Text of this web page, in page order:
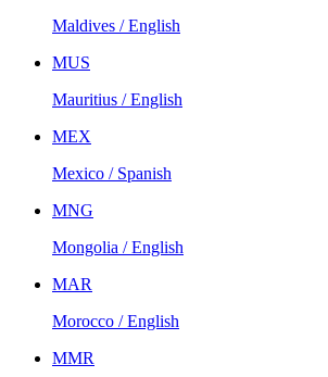
Maldives / English
MUS
Mauritius / English
MEX
Mexico / Spanish
MNG
Mongolia / English
MAR
Morocco / English
MMR